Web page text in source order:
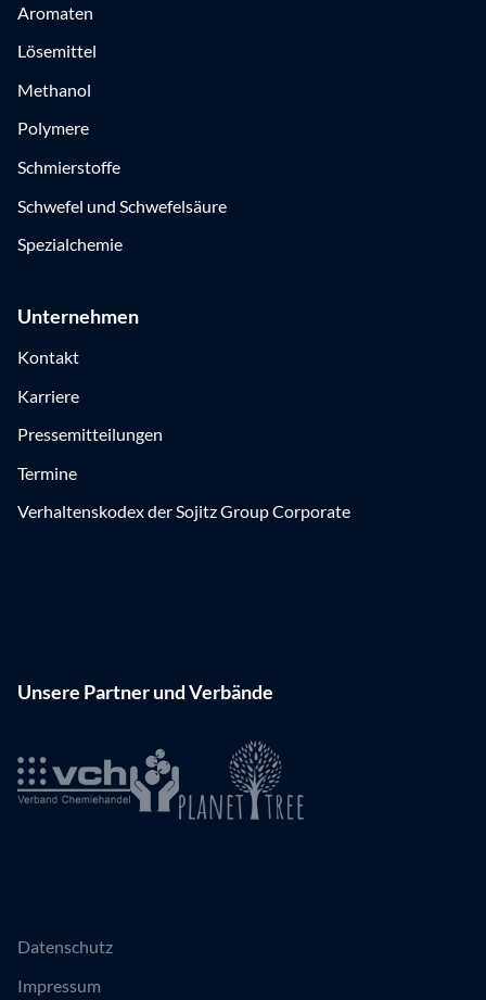
Aromaten
Lösemittel
Methanol
Polymere
Schmierstoffe
Schwefel und Schwefelsäure
Spezialchemie
Unternehmen
Kontakt
Karriere
Pressemitteilungen
Termine
Verhaltenskodex der Sojitz Group Corporate
Unsere Partner und Verbände
Datenschutz
Impressum